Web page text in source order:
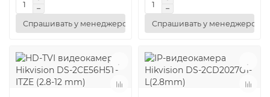
Спрашивать у менеджеров Спрашивать у менеджеров